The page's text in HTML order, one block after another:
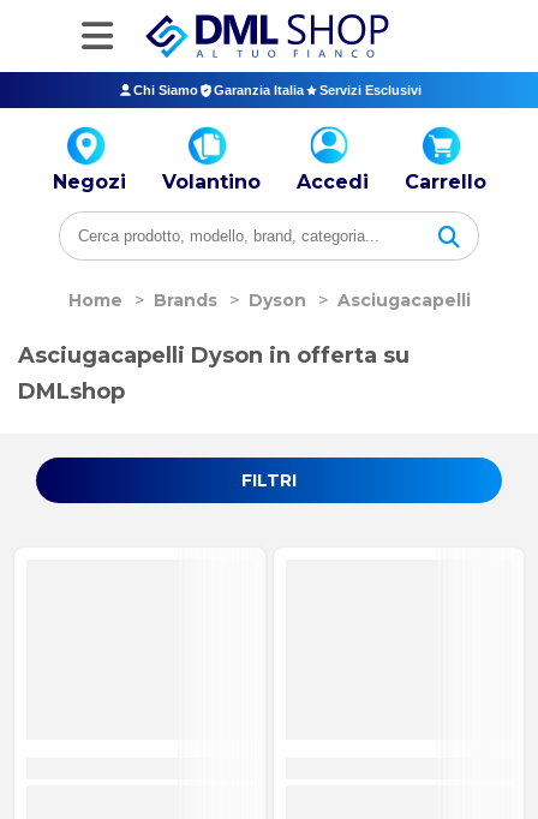
Chi Siamo Garanzia Italia Servizi Esclusivi
Negozi Volantino Accedi Carrello
Home > Brands > Dyson > Asciugacapelli
FILTRI
Asciugacapelli Dyson in offerta su
DMLshop